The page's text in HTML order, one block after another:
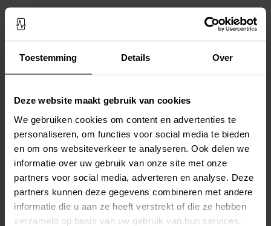
Toestemming Details Over
Deze website maakt gebruik van cookies
We gebruiken cookies om content en advertenties te
personaliseren, om functies voor social media te bieden
en om ons websiteverkeer te analyseren. Ook delen we
informatie over uw gebruik van onze site met onze
partners voor social media, adverteren en analyse. Deze
partners kunnen deze gegevens combineren met andere
informatie die u aan ze heeft verstrekt of die ze hebben
verzameld op basis van uw gebruik van hun services.
Op voorraad
kabel & adapter USB-C Zwart
€ 19,95
Op voorraad
Lenovo Tab Screenprotector
€ 9,95